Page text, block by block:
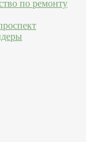
по ремонту